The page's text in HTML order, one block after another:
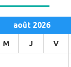
août 2026
M J V